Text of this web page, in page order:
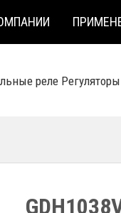
реле